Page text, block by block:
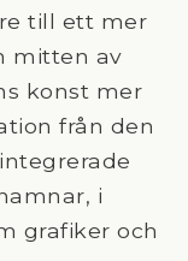
till ett mer
mitten av
konst mer
från den
i
grafiker och